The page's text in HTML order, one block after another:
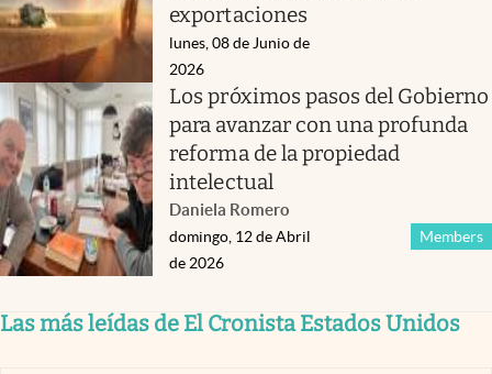
exportaciones
lunes, 08 de Junio de
2026
Los próximos pasos del Gobierno
para avanzar con una profunda
reforma de la propiedad
intelectual
Daniela Romero
Members
domingo, 12 de Abril
de 2026
Las más leídas de El Cronista Estados Unidos